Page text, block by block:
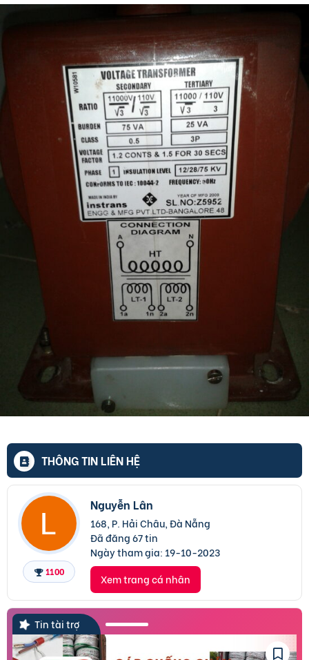
THÔNG TIN LIÊN HỆ
1100
Nguyễn Lân
168, P. Hải Châu, Đà Nẵng
Đã đăng 67 tin
Ngày tham gia: 19-10-2023
Xem trang cá nhân
Tin tài trợ